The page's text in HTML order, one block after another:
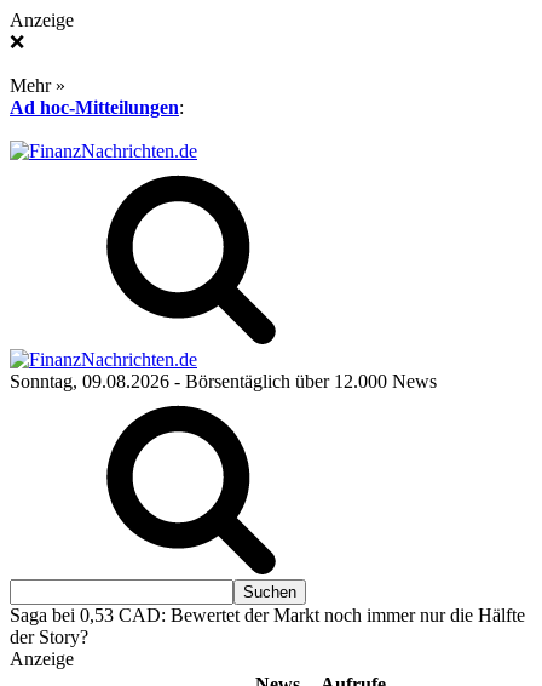
Anzeige
❌
Mehr »
Ad hoc-Mitteilungen:
Sonntag, 09.08.2026 - Börsentäglich über 12.000 News
Saga bei 0,53 CAD: Bewertet der Markt noch immer nur die Hälfte
der Story?
Anzeige